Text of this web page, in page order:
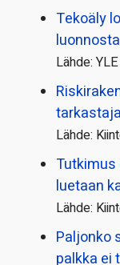
Tekoäly
luonnosta
Lähde:
Lähde:
Tutkimus
luetaan
Lähde:
Paljonko
palkka ei